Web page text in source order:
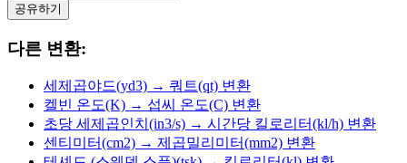
공유하기
다른 변환:
세제곱야드(yd3) → 쿼트(qt) 변환
켈빈 온도(K) → 섭씨 온도(C) 변환
초당 세제곱인치(in3/s) → 시간당 킬로리터(kl/h) 변환
센티미터(cm2) → 제곱밀리미터(mm2) 변환